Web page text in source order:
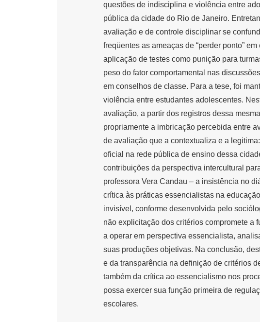
questões de indisciplina e violência entre
pública da cidade do Rio de Janeiro.
avaliação e de controle disciplinar se
freqüentes as ameaças de “perder ponto”
aplicação de testes como punição para
peso do fator comportamental nas
em conselhos de classe. Para a tese, foi
violência entre estudantes adolescentes.
avaliação, a partir dos registros dessa
propriamente a imbricação percebida entre
de avaliação que a contextualiza e a
oficial na rede pública de ensino dessa
contribuições da perspectiva intercultural
professora Vera Candau – a insistência no
crítica às práticas essencialistas na
invisível, conforme desenvolvida pelo
não explicitação dos critérios compromete a
a operar em perspectiva essencialista,
suas produções objetivas. Na conclusão,
e da transparência na definição de critérios
também da crítica ao essencialismo nos
possa exercer sua função primeira de
escolares.